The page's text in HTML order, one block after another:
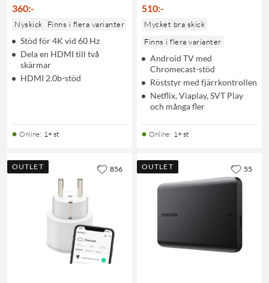
360:-
Nyskick Finns i flera varianter
Stöd för 4K vid 60 Hz
Dela en HDMI till två
skärmar
HDMI 2.0b-stöd
Online: 1+ st
510:-
Mycket bra skick
Finns i flera varianter
Android TV med
Chromecast-stöd
Röststyr med fjärrkontrollen
Netflix, Viaplay, SVT Play
och många fler
Online: 1+ st
OUTLET 856 OUTLET 55